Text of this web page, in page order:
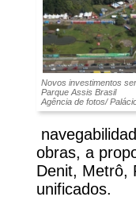
Novos investimentos
Parque Assis Brasil
Agência de fotos/
obras, a
Denit, Metrô,
unificados.